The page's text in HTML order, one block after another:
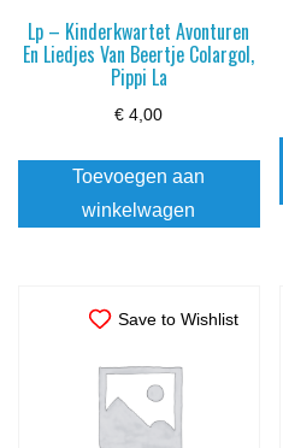
Lp – Kinderkwartet Avonturen
En Liedjes Van Beertje Colargol,
Pippi La
€ 4,00
Toevoegen aan
winkelwagen
Save to Wishlist